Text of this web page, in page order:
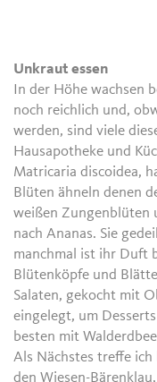
Unkraut essen
In der Höhe wachsen
noch reichlich und,
werden, sind viele
Hausapotheke und
Matricaria discoidea,
Blüten ähneln denen
weißen Zungenblüten
nach Ananas. Sie
manchmal ist ihr Duft
Blütenköpfe und
Salaten, gekocht mit
eingelegt, um
besten mit
Als Nächstes treffe
den Wiesen-